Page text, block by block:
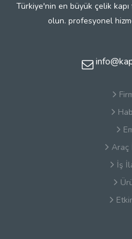
Türkiye'nin en büyük çelik
olun. profesyonel
Araç
İş
Çerez
Satış